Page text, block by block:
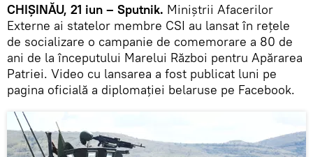
CHIȘINĂU, 21 iun – Sputnik. Miniștrii Afacerilor
Externe ai statelor membre CSI au lansat în rețele
de socializare o campanie de comemorare a 80 de
ani de la începutului Marelui Război pentru Apărarea
Patriei. Video cu lansarea a fost publicat luni pe
pagina oficială a diplomației belaruse pe Facebook.